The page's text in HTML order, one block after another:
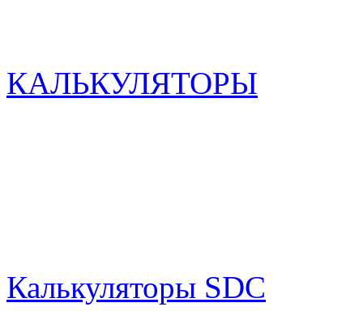
КАЛЬКУЛЯТОРЫ
Калькуляторы SDC